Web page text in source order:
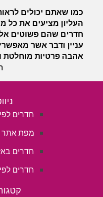
כמו שאתם יכולים
העליון מציעים את כל
חדרים שהם פשוטים
עניין ודבר אשר
אהבה פרטיות מוחלטת
חדרים
מפת אתר
חדרים
חדרים